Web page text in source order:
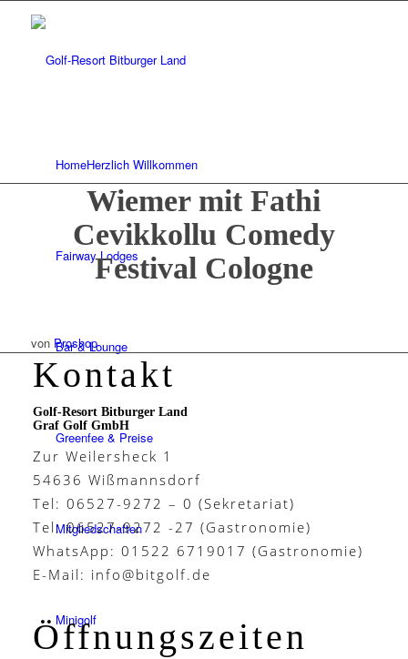
HomeHerzlich Willkommen
Fairway Lodges
Bar & Lounge
Greenfee & Preise
Mitgliedschaften
Minigolf
Wiemer mit Fathi
Cevikkollu Comedy
Festival Cologne
von Proshop
Kontakt
Golf-Resort Bitburger Land
Graf Golf GmbH
Zur Weilersheck 1
54636 Wißmannsdorf
Tel: 06527-9272 – 0 (Sekretariat)
Tel: 06527-9272 -27 (Gastronomie)
WhatsApp: 01522 6719017 (Gastronomie)
E-Mail: info@bitgolf.de
Öffnungszeiten